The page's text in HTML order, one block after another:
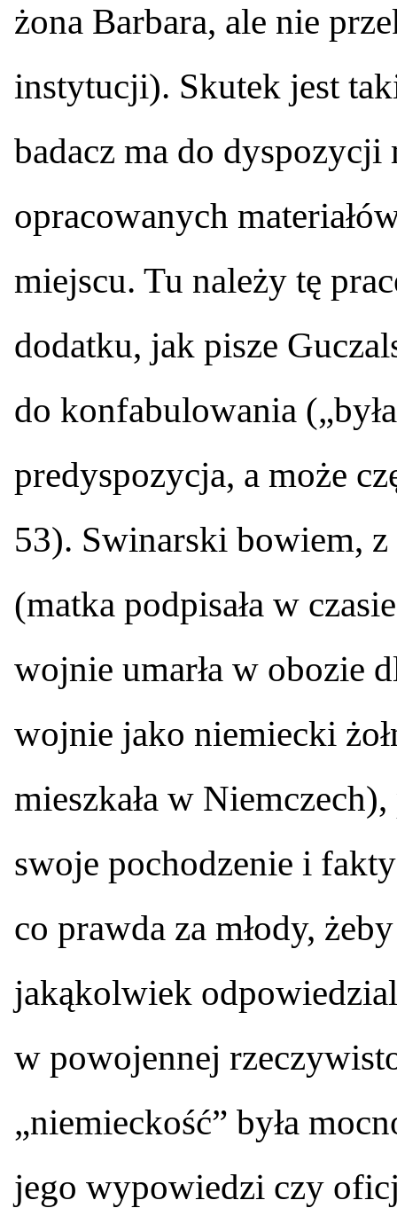
żona Barbara, ale nie
instytucji). Skutek jest
badacz ma do
opracowanych
miejscu. Tu należy tę
dodatku, jak pisze
do konfabulowania
predyspozycja, a może
53). Swinarski bowiem,
(matka podpisała w
wojnie umarła w obozie
wojnie jako niemiecki
mieszkała w
swoje pochodzenie i
co prawda za młody,
jakąkolwiek
w powojennej
„niemieckość” była
jego wypowiedzi czy